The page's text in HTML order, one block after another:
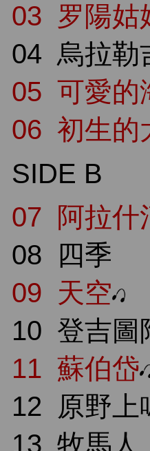
03 罗陽姑
04 烏拉
05 可愛的
06 初生的
SIDE B
07 阿拉什
08 四季
09 天空
10 登吉
11 蘇伯岱
12 原野
13 牧馬人